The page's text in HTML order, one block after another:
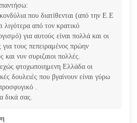
που διατίθενται (από την Ε.Ε
λιγότερα από τον κρατικό
για αυτούς είναι πολλά και οι
για τους πεπειραμένος πρώην
και νυν συριζαιοι πολλές.
φτοχωποιημενη Ελλάδα οι
δουλειές που βγαίνουν είναι γύρω
.
δικά σας.